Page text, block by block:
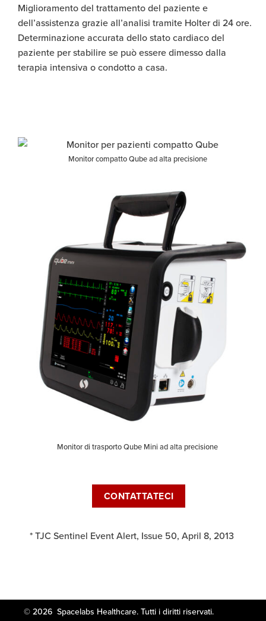
Miglioramento del trattamento del paziente e
dell’assistenza grazie all’analisi tramite Holter di 24 ore.
Determinazione accurata dello stato cardiaco del
paziente per stabilire se può essere dimesso dalla
terapia intensiva o condotto a casa.
Monitor compatto Qube ad alta precisione
Monitor di trasporto Qube Mini ad alta precisione
CONTATTATECI
* TJC Sentinel Event Alert, Issue 50, April 8, 2013
© 2026 Spacelabs Healthcare. Tutti i diritti riservati.